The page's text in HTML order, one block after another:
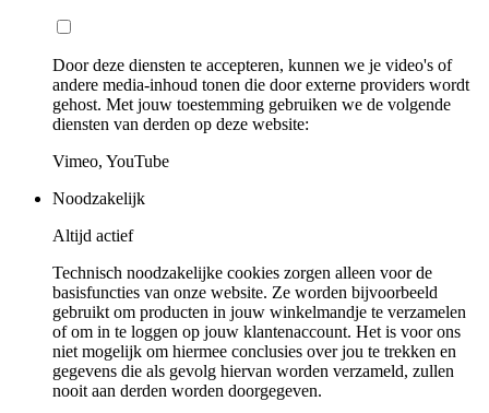
Door deze diensten te accepteren, kunnen we je video's of
andere media-inhoud tonen die door externe providers wordt
gehost. Met jouw toestemming gebruiken we de volgende
diensten van derden op deze website:
Vimeo, YouTube
Noodzakelijk
Altijd actief
Technisch noodzakelijke cookies zorgen alleen voor de
basisfuncties van onze website. Ze worden bijvoorbeeld
gebruikt om producten in jouw winkelmandje te verzamelen
of om in te loggen op jouw klantenaccount. Het is voor ons
niet mogelijk om hiermee conclusies over jou te trekken en
gegevens die als gevolg hiervan worden verzameld, zullen
nooit aan derden worden doorgegeven.